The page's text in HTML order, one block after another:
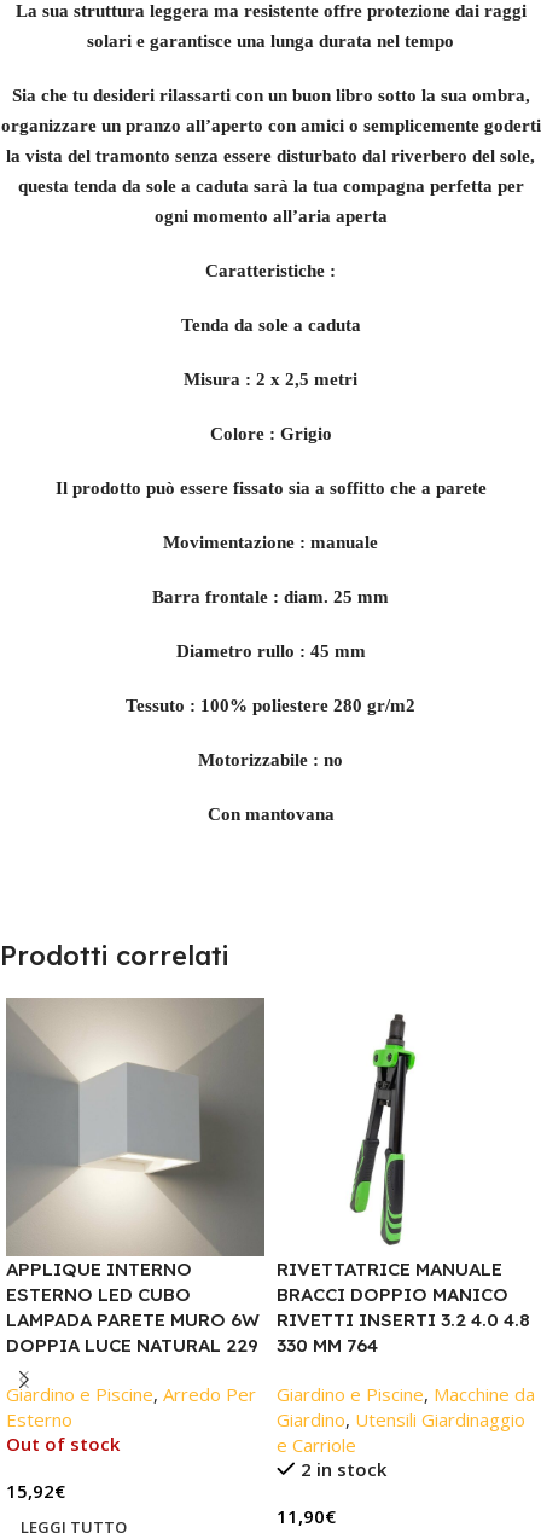
La sua struttura leggera ma resistente offre protezione dai raggi
solari e garantisce una lunga durata nel tempo
Sia che tu desideri rilassarti con un buon libro sotto la sua ombra,
organizzare un pranzo all’aperto con amici o semplicemente goderti
la vista del tramonto senza essere disturbato dal riverbero del sole,
questa tenda da sole a caduta sarà la tua compagna perfetta per
ogni momento all’aria aperta
Caratteristiche :
Tenda da sole a caduta
Misura : 2 x 2,5 metri
Colore : Grigio
Il prodotto può essere fissato sia a soffitto che a parete
Movimentazione : manuale
Barra frontale : diam. 25 mm
Diametro rullo : 45 mm
Tessuto : 100% poliestere 280 gr/m2
Motorizzabile : no
Con mantovana
Prodotti correlati
APPLIQUE INTERNO
ESTERNO LED CUBO
LAMPADA PARETE MURO 6W
DOPPIA LUCE NATURAL 229
Giardino e Piscine, Arredo Per
Esterno
Out of stock
15,92€
LEGGI TUTTO
RIVETTATRICE MANUALE
BRACCI DOPPIO MANICO
RIVETTI INSERTI 3.2 4.0 4.8
330 MM 764
Giardino e Piscine, Macchine da
Giardino, Utensili Giardinaggio
e Carriole
2 in stock
11,90€